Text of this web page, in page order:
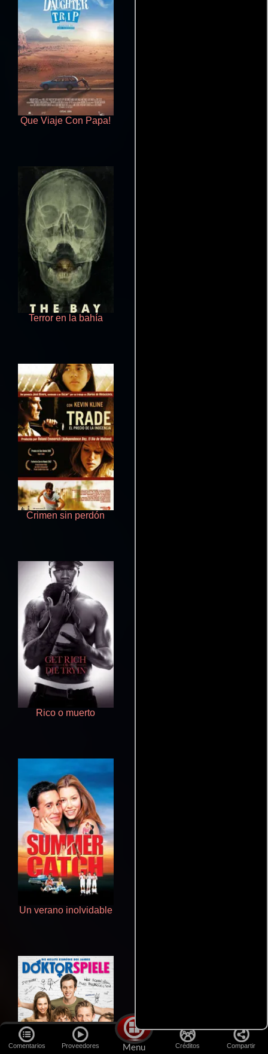
Comentarios Proveedores Menu Créditos Compartir
Que Viaje Con Papa!
Terror en la bahía
Crimen sin perdón
Rico o muerto
Un verano inolvidable